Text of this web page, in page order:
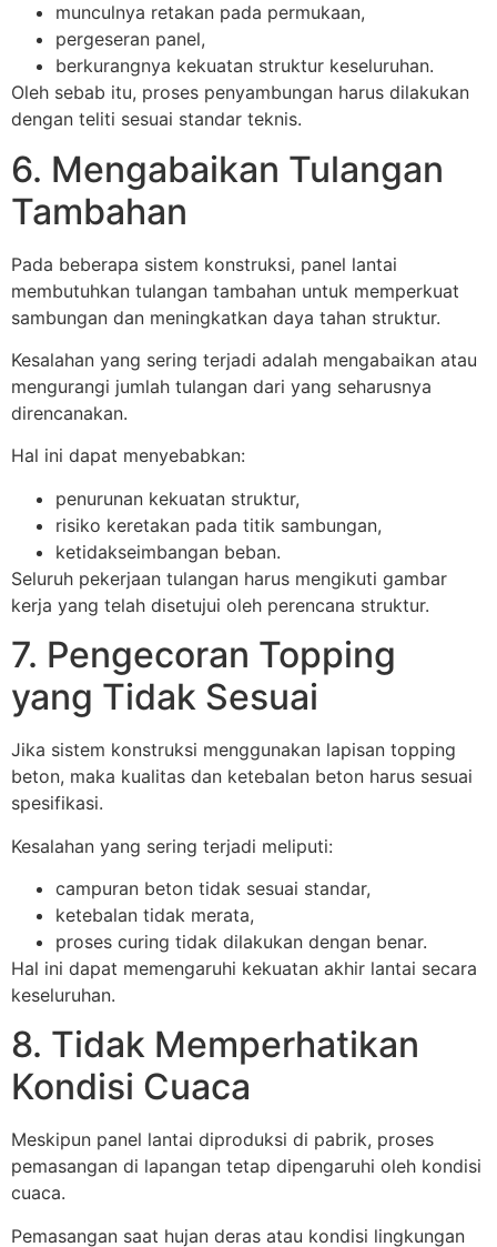
munculnya retakan pada permukaan,
pergeseran panel,
berkurangnya kekuatan struktur keseluruhan.
Oleh sebab itu, proses penyambungan harus dilakukan
dengan teliti sesuai standar teknis.
6. Mengabaikan Tulangan
Tambahan
Pada beberapa sistem konstruksi, panel lantai
membutuhkan tulangan tambahan untuk memperkuat
sambungan dan meningkatkan daya tahan struktur.
Kesalahan yang sering terjadi adalah mengabaikan atau
mengurangi jumlah tulangan dari yang seharusnya
direncanakan.
Hal ini dapat menyebabkan:
penurunan kekuatan struktur,
risiko keretakan pada titik sambungan,
ketidakseimbangan beban.
Seluruh pekerjaan tulangan harus mengikuti gambar
kerja yang telah disetujui oleh perencana struktur.
7. Pengecoran Topping
yang Tidak Sesuai
Jika sistem konstruksi menggunakan lapisan topping
beton, maka kualitas dan ketebalan beton harus sesuai
spesifikasi.
Kesalahan yang sering terjadi meliputi:
campuran beton tidak sesuai standar,
ketebalan tidak merata,
proses curing tidak dilakukan dengan benar.
Hal ini dapat memengaruhi kekuatan akhir lantai secara
keseluruhan.
8. Tidak Memperhatikan
Kondisi Cuaca
Meskipun panel lantai diproduksi di pabrik, proses
pemasangan di lapangan tetap dipengaruhi oleh kondisi
cuaca.
Pemasangan saat hujan deras atau kondisi lingkungan